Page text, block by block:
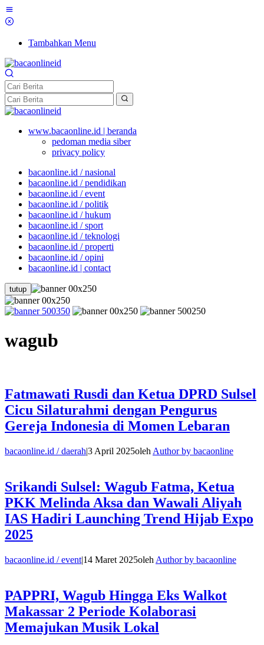
Tambahkan Menu
www.bacaonline.id | beranda
pedoman media siber
privacy policy
bacaonline.id / nasional
bacaonline.id / pendidikan
bacaonline.id / event
bacaonline.id / politik
bacaonline.id / hukum
bacaonline.id / sport
bacaonline.id / teknologi
bacaonline.id / properti
bacaonline.id / opini
bacaonline.id | contact
tutup
wagub
Fatmawati Rusdi dan Ketua DPRD Sulsel
Cicu Silaturahmi dengan Pengurus
Gereja Indonesia di Momen Lebaran
bacaonline.id / daerah|3 April 2025oleh Author by bacaonline
Srikandi Sulsel: Wagub Fatma, Ketua
PKK Melinda Aksa dan Wawali Aliyah
IAS Hadiri Launching Trend Hijab Expo
2025
bacaonline.id / event|14 Maret 2025oleh Author by bacaonline
PAPPRI, Wagub Hingga Eks Walkot
Makassar 2 Periode Kolaborasi
Memajukan Musik Lokal